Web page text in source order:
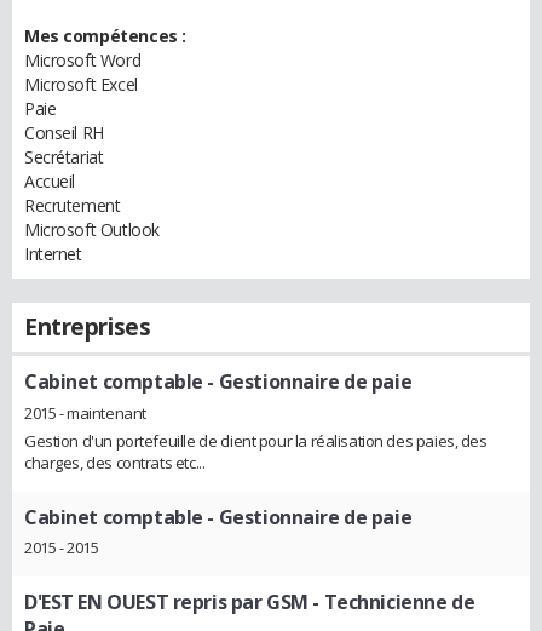
Mes compétences :
Microsoft Word
Microsoft Excel
Paie
Conseil RH
Secrétariat
Accueil
Recrutement
Microsoft Outlook
Internet
Entreprises
Cabinet comptable - Gestionnaire de paie
2015 - maintenant
Gestion d'un portefeuille de client pour la réalisation des paies, des
charges, des contrats etc...
Cabinet comptable - Gestionnaire de paie
2015 - 2015
D'EST EN OUEST repris par GSM - Technicienne de